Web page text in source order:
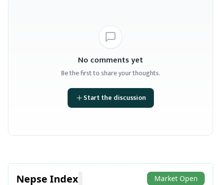
No comments yet
Be the first to share your thoughts.
Start the discussion